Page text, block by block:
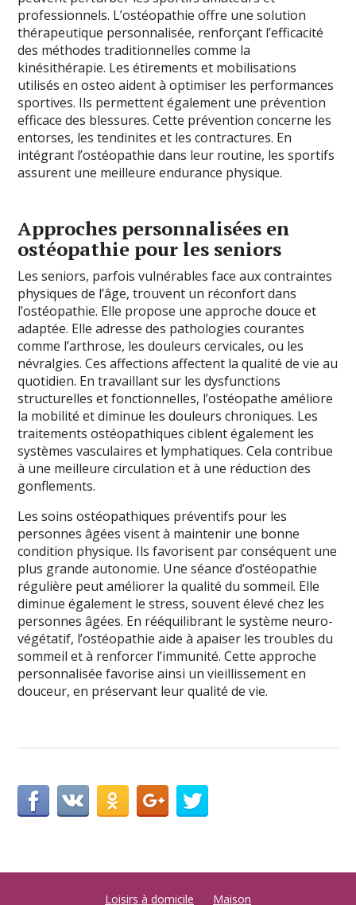
professionnels. L’ostéopathie offre une solution
thérapeutique personnalisée, renforçant l’efficacité
des méthodes traditionnelles comme la
kinésithérapie. Les étirements et mobilisations
utilisés en osteo aident à optimiser les performances
sportives. Ils permettent également une prévention
efficace des blessures. Cette prévention concerne les
entorses, les tendinites et les contractures. En
intégrant l’ostéopathie dans leur routine, les sportifs
assurent une meilleure endurance physique.
Approches personnalisées en
ostéopathie pour les seniors
Les seniors, parfois vulnérables face aux contraintes
physiques de l’âge, trouvent un réconfort dans
l’ostéopathie. Elle propose une approche douce et
adaptée. Elle adresse des pathologies courantes
comme l’arthrose, les douleurs cervicales, ou les
névralgies. Ces affections affectent la qualité de vie au
quotidien. En travaillant sur les dysfunctions
structurelles et fonctionnelles, l’ostéopathe améliore
la mobilité et diminue les douleurs chroniques. Les
traitements ostéopathiques ciblent également les
systèmes vasculaires et lymphatiques. Cela contribue
à une meilleure circulation et à une réduction des
gonflements.
Les soins ostéopathiques préventifs pour les
personnes âgées visent à maintenir une bonne
condition physique. Ils favorisent par conséquent une
plus grande autonomie. Une séance d’ostéopathie
régulière peut améliorer la qualité du sommeil. Elle
diminue également le stress, souvent élevé chez les
personnes âgées. En rééquilibrant le système neuro-
végétatif, l’ostéopathie aide à apaiser les troubles du
sommeil et à renforcer l’immunité. Cette approche
personnalisée favorise ainsi un vieillissement en
douceur, en préservant leur qualité de vie.
Loisirs à domicile Maison